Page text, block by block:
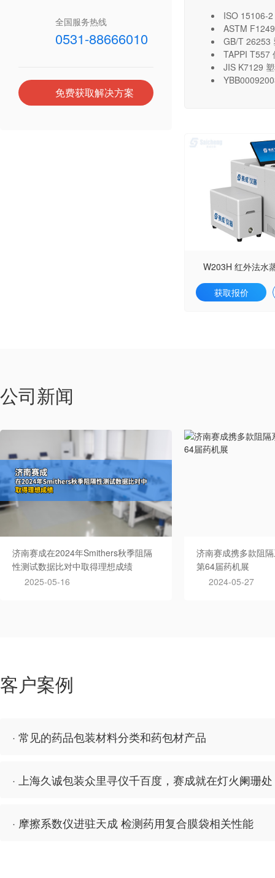
全国服务热线
0531-88666010
免费获取解决方案
ISO 15106-
ASTM
GB/T 26253
TAPPI T557
JIS K7129
W203H 红外法水
获取报价
公司新闻
济南赛成在2024年Smithers秋季阻隔
性测试数据比对中取得理想成绩
2025-05-16
济南赛成携多款阻
第64届药机展
2024-05-27
客户案例
· 常见的药品包装材料分类和药包材产品
· 上海久诚包装众里寻仪千百度，赛成就在灯火阑珊处
· 摩擦系数仪进驻天成 检测药用复合膜袋相关性能